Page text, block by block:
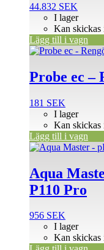
44.832 SEK
I lager
Kan skickas
Lägg till i vagn
Probe ec –
181 SEK
I lager
Kan skickas
Lägg till i vagn
Aqua
P110 Pro
956 SEK
I lager
Kan skickas